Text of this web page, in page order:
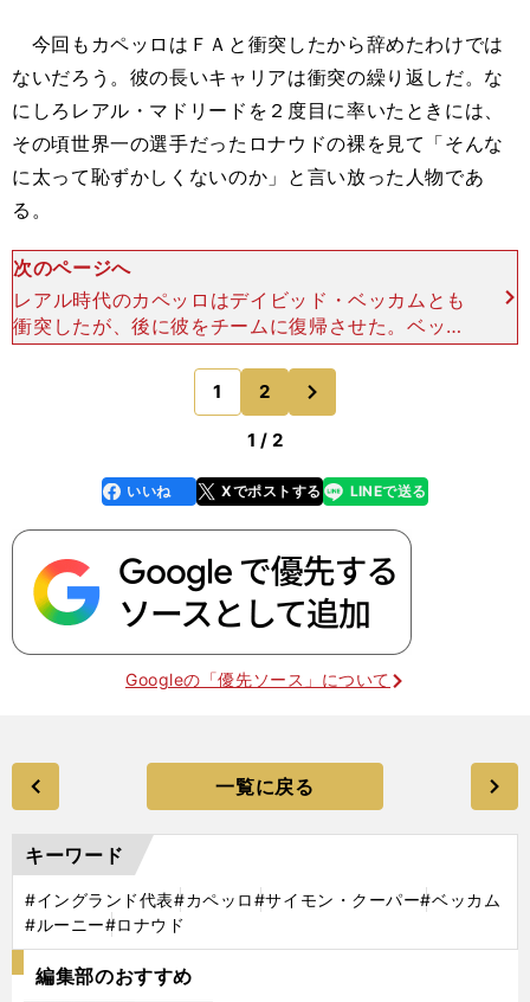
今回もカペッロはＦＡと衝突したから辞めたわけでは
ないだろう。彼の長いキャリアは衝突の繰り返しだ。な
にしろレアル・マドリードを２度目に率いたときには、
その頃世界一の選手だったロナウドの裸を見て「そんな
に太って恥ずかしくないのか」と言い放った人物であ
る。
次のページへ
レアル時代のカペッロはデイビッド・ベッカムとも
衝突したが、後に彼をチームに復帰させた。ベッカ
ムがいたほうが試合に勝てると考えたからだ。カペ
ッロにとっては人間関係より、試合に勝つことのほ
うが大切なのだ。
1 2
1 / 2
faceboo
k
いいね Xでポストする
line LINEで送る
Googleの「優先ソース」について
一覧に戻る
キーワード
#イングランド代表#カペッロ#サイモン・クーパー#ベッカム
#ルーニー#ロナウド
編集部のおすすめ